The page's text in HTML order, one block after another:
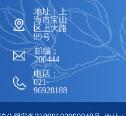
地址：上
海市宝山
区上大路
99号
邮编：
200444
电话：
021-
96928188